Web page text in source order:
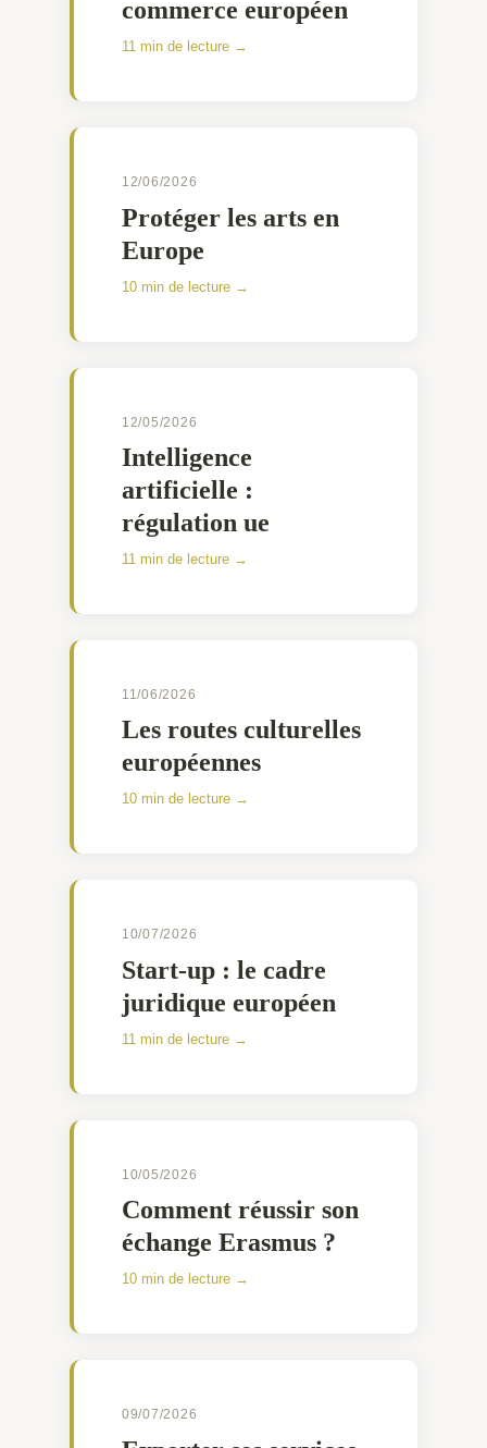
commerce européen
11 min de lecture →
12/06/2026
Protéger les arts en
Europe
10 min de lecture →
12/05/2026
Intelligence
artificielle :
régulation ue
11 min de lecture →
11/06/2026
Les routes culturelles
européennes
10 min de lecture →
10/07/2026
Start-up : le cadre
juridique européen
11 min de lecture →
10/05/2026
Comment réussir son
échange Erasmus ?
10 min de lecture →
09/07/2026